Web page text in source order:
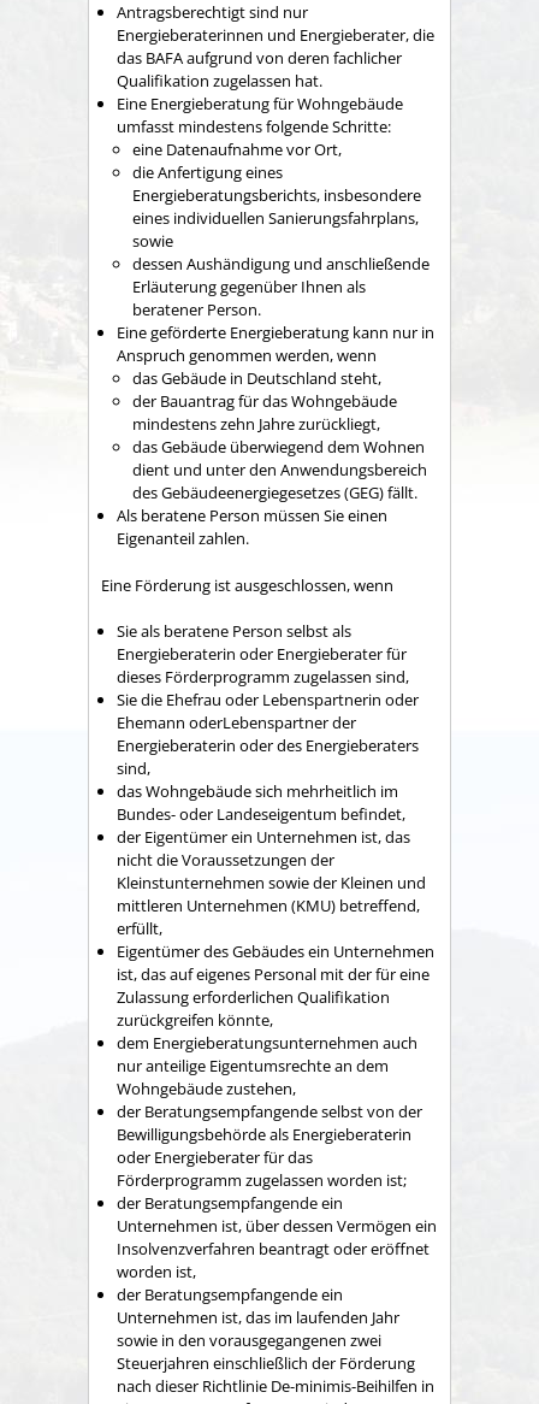
Antragsberechtigt sind nur
Energieberaterinnen und Energieberater, die
das BAFA aufgrund von deren fachlicher
Qualifikation zugelassen hat.
Eine Energieberatung für Wohngebäude
umfasst mindestens folgende Schritte:
eine Datenaufnahme vor Ort,
die Anfertigung eines
Energieberatungsberichts, insbesondere
eines individuellen Sanierungsfahrplans,
sowie
dessen Aushändigung und anschließende
Erläuterung gegenüber Ihnen als
beratener Person.
Eine geförderte Energieberatung kann nur in
Anspruch genommen werden, wenn
das Gebäude in Deutschland steht,
der Bauantrag für das Wohngebäude
mindestens zehn Jahre zurückliegt,
das Gebäude überwiegend dem Wohnen
dient und unter den Anwendungsbereich
des Gebäudeenergiegesetzes (GEG) fällt.
Als beratene Person müssen Sie einen
Eigenanteil zahlen.
Eine Förderung ist ausgeschlossen, wenn
Sie als beratene Person selbst als
Energieberaterin oder Energieberater für
dieses Förderprogramm zugelassen sind,
Sie die Ehefrau oder Lebenspartnerin oder
Ehemann oderLebenspartner der
Energieberaterin oder des Energieberaters
sind,
das Wohngebäude sich mehrheitlich im
Bundes- oder Landeseigentum befindet,
der Eigentümer ein Unternehmen ist, das
nicht die Voraussetzungen der
Kleinstunternehmen sowie der Kleinen und
mittleren Unternehmen (KMU) betreffend,
erfüllt,
Eigentümer des Gebäudes ein Unternehmen
ist, das auf eigenes Personal mit der für eine
Zulassung erforderlichen Qualifikation
zurückgreifen könnte,
dem Energieberatungsunternehmen auch
nur anteilige Eigentumsrechte an dem
Wohngebäude zustehen,
der Beratungsempfangende selbst von der
Bewilligungsbehörde als Energieberaterin
oder Energieberater für das
Förderprogramm zugelassen worden ist;
der Beratungsempfangende ein
Unternehmen ist, über dessen Vermögen ein
Insolvenzverfahren beantragt oder eröffnet
worden ist,
der Beratungsempfangende ein
Unternehmen ist, das im laufenden Jahr
sowie in den vorausgegangenen zwei
Steuerjahren einschließlich der Förderung
nach dieser Richtlinie De-minimis-Beihilfen in